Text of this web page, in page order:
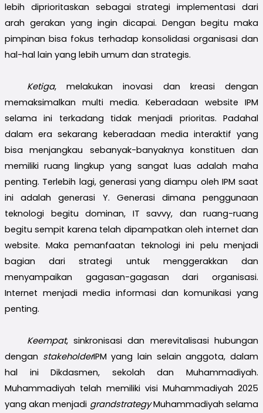
lebih diprioritaskan sebagai strategi implementasi dari
arah gerakan yang ingin dicapai. Dengan begitu maka
pimpinan bisa fokus terhadap konsolidasi organisasi dan
hal-hal lain yang lebih umum dan strategis.
Ketiga, melakukan inovasi dan kreasi dengan
memaksimalkan multi media. Keberadaan website IPM
selama ini terkadang tidak menjadi prioritas. Padahal
dalam era sekarang keberadaan media interaktif yang
bisa menjangkau sebanyak-banyaknya konstituen dan
memiliki ruang lingkup yang sangat luas adalah maha
penting. Terlebih lagi, generasi yang diampu oleh IPM saat
ini adalah generasi Y. Generasi dimana penggunaan
teknologi begitu dominan, IT savvy, dan ruang-ruang
begitu sempit karena telah dipampatkan oleh internet dan
website. Maka pemanfaatan teknologi ini pelu menjadi
bagian dari strategi untuk menggerakkan dan
menyampaikan gagasan-gagasan dari organisasi.
Internet menjadi media informasi dan komunikasi yang
penting.
Keempat, sinkronisasi dan merevitalisasi hubungan
dengan stakeholderIPM yang lain selain anggota, dalam
hal ini Dikdasmen, sekolah dan Muhammadiyah.
Muhammadiyah telah memiliki visi Muhammadiyah 2025
yang akan menjadi grandstrategyMuhammadiyah selama